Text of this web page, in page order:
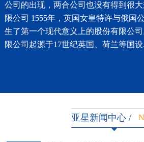
公司的出现，两合公司也没有得到很
限公司 1555年，英国女皇特许与俄国
生了第一个现代意义上的股份有限公
限公司起源于17世纪英国、荷兰等国设
亚星新闻中心 /